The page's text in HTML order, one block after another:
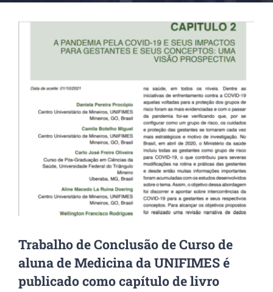
Trabalho de Conclusão de Curso de
aluna de Medicina da UNIFIMES é
publicado como capítulo de livro